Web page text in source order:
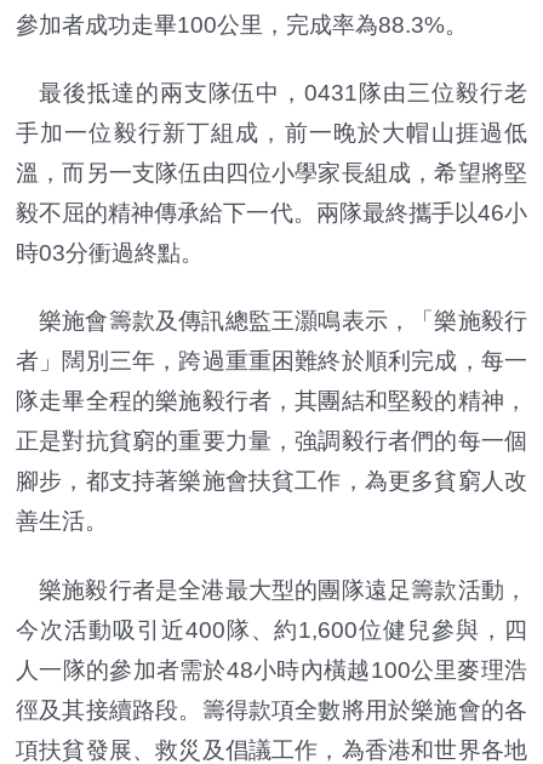
參加者成功走畢100公里，完成率為88.3%。
最後抵達的兩支隊伍中，0431隊由三位毅行老
手加一位毅行新丁組成，前一晚於大帽山捱過低
溫，而另一支隊伍由四位小學家長組成，希望將堅
毅不屈的精神傳承給下一代。兩隊最終攜手以46小
時03分衝過終點。
樂施會籌款及傳訊總監王灝鳴表示，「樂施毅行
者」闊別三年，跨過重重困難終於順利完成，每一
隊走畢全程的樂施毅行者，其團結和堅毅的精神，
正是對抗貧窮的重要力量，強調毅行者們的每一個
腳步，都支持著樂施會扶貧工作，為更多貧窮人改
善生活。
樂施毅行者是全港最大型的團隊遠足籌款活動，
今次活動吸引近400隊、約1,600位健兒參與，四
人一隊的參加者需於48小時內橫越100公里麥理浩
徑及其接續路段。籌得款項全數將用於樂施會的各
項扶貧發展、救災及倡議工作，為香港和世界各地